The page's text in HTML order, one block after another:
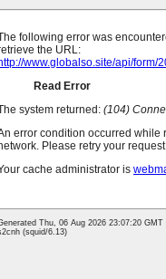
에 배치된 집중된 형태의
형태의 등기구 및 가로
양면.
퉁이에 배치된 등기구
등 기둥의 조합.
의 양면과 배열의 네 모
코트 조명 배치는 다음